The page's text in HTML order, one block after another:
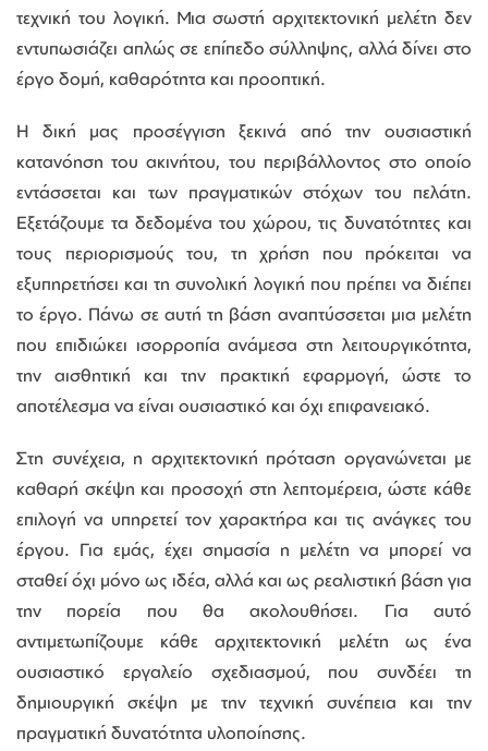
τεχνική του λογική. Μια σωστή αρχιτεκτονική μελέτη δεν
εντυπωσιάζει απλώς σε επίπεδο σύλληψης, αλλά δίνει στο
έργο δομή, καθαρότητα και προοπτική.
Η δική μας προσέγγιση ξεκινά από την ουσιαστική
κατανόηση του ακινήτου, του περιβάλλοντος στο οποίο
εντάσσεται και των πραγματικών στόχων του πελάτη.
Εξετάζουμε τα δεδομένα του χώρου, τις δυνατότητες και
τους περιορισμούς του, τη χρήση που πρόκειται να
εξυπηρετήσει και τη συνολική λογική που πρέπει να διέπει
το έργο. Πάνω σε αυτή τη βάση αναπτύσσεται μια μελέτη
που επιδιώκει ισορροπία ανάμεσα στη λειτουργικότητα,
την αισθητική και την πρακτική εφαρμογή, ώστε το
αποτέλεσμα να είναι ουσιαστικό και όχι επιφανειακό.
Στη συνέχεια, η αρχιτεκτονική πρόταση οργανώνεται με
καθαρή σκέψη και προσοχή στη λεπτομέρεια, ώστε κάθε
επιλογή να υπηρετεί τον χαρακτήρα και τις ανάγκες του
έργου. Για εμάς, έχει σημασία η μελέτη να μπορεί να
σταθεί όχι μόνο ως ιδέα, αλλά και ως ρεαλιστική βάση για
την πορεία που θα ακολουθήσει. Για αυτό
αντιμετωπίζουμε κάθε αρχιτεκτονική μελέτη ως ένα
ουσιαστικό εργαλείο σχεδιασμού, που συνδέει τη
δημιουργική σκέψη με την τεχνική συνέπεια και την
πραγματική δυνατότητα υλοποίησης.